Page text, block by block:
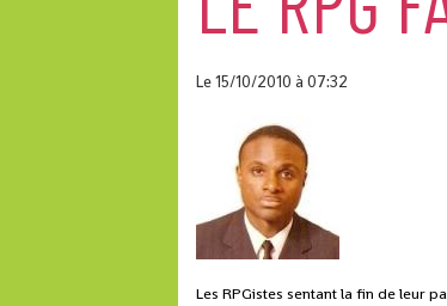
Le 15/10/2010à 07:32
Les RPGistes sentant la fin de leur